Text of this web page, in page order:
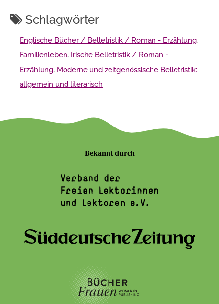
Schlagwörter
Englische Bücher / Belletristik / Roman - Erzählung,
Familienleben, Irische Belletristik / Roman -
Erzählung, Moderne und zeitgenössische Belletristik:
allgemein und literarisch
Bekannt durch